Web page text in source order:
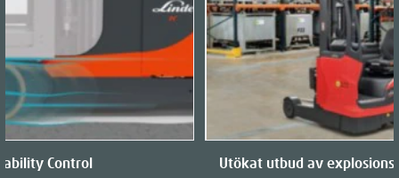
Control Utökat utbud av